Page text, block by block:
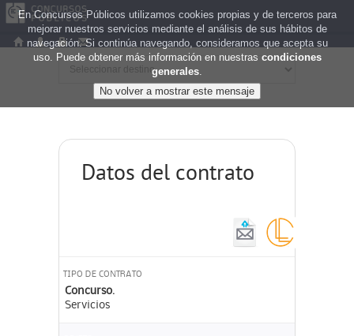
Datos del contrato
TIPO DE CONTRATO
Concurso.
Servicios
En Concursos Públicos utilizamos cookies propias y de terceros para
mejorar nuestros servicios mediante el análisis de sus hábitos de
navegación. Si continúa navegando, consideramos que acepta su
uso. Puede obtener más información en nuestras condiciones
generales.